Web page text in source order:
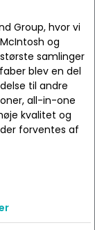
Group, hvor vi
og
største samlinger
blev en del
til andre
all-in-one
kvalitet og
forventes af